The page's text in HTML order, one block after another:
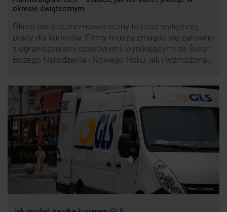
okresie świątecznym
Okres świąteczno-noworoczny to czas wytężonej
pracy dla kurierów. Firmy muszą zmagać się zarówno
z ograniczeniami czasowymi, wynikającymi ze Świąt
Bożego Narodzenia i Nowego Roku, jak i wzmożoną
firm. Zobacz harmonogram GLS na czas świąteczny!